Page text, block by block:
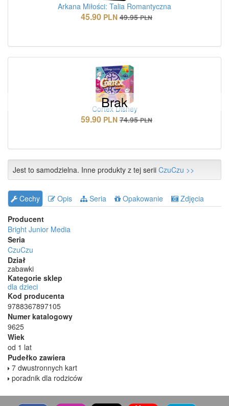
Arkana Miłości: Talia Romantyczna
45.90 PLN 49.95 PLN
Brak
Cortex Disney
59.90 PLN 74.95 PLN
Jest to samodzielna. Inne produkty z tej serii CzuCzu >>
Cechy Opis Seria Opakowanie
Zdjęcia
Producent
Bright Junior Media
Seria
CzuCzu
Dział
zabawki
Kategorie sklep
dla dzieci
Kod producenta
9788367897105
Numer katalogowy
9625
Wiek
od 1 lat
Pudełko zawiera
7 dwustronnych kart
poradnik dla rodziców